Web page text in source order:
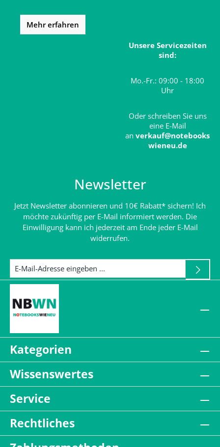
Mehr erfahren
Unsere Servicezeiten
sind:
Mo.-Fr.: 09:00 - 18:00
Uhr
Oder schreiben Sie uns
eine E-Mail
an verkauf@notebooks
wieneu.de
Newsletter
Jetzt Newsletter abonnieren und 10€ Rabatt* sichern! Ich
möchte zukünftig per E-Mail informiert werden. Die
Einwilligung kann ich jederzeit am Ende jeder E-Mail
widerrufen.
Kategorien
Wissenswertes
Service
Rechtliches